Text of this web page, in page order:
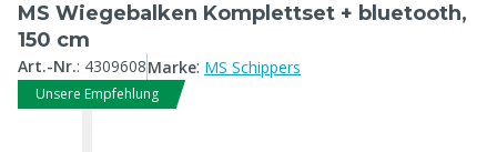
MS Wiegebalken Komplettset + bluetooth,
150 cm
Art.-Nr.: 4309608Marke: MS Schippers
Unsere Empfehlung